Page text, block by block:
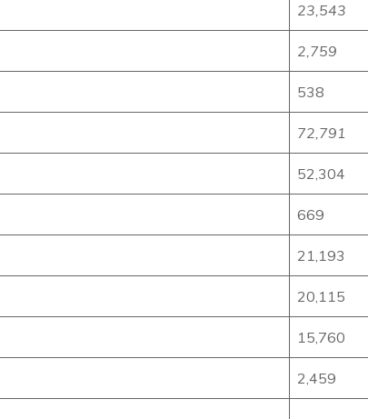
23,543
2,759
538
72,791
52,304
669
21,193
20,115
15,760
2,459